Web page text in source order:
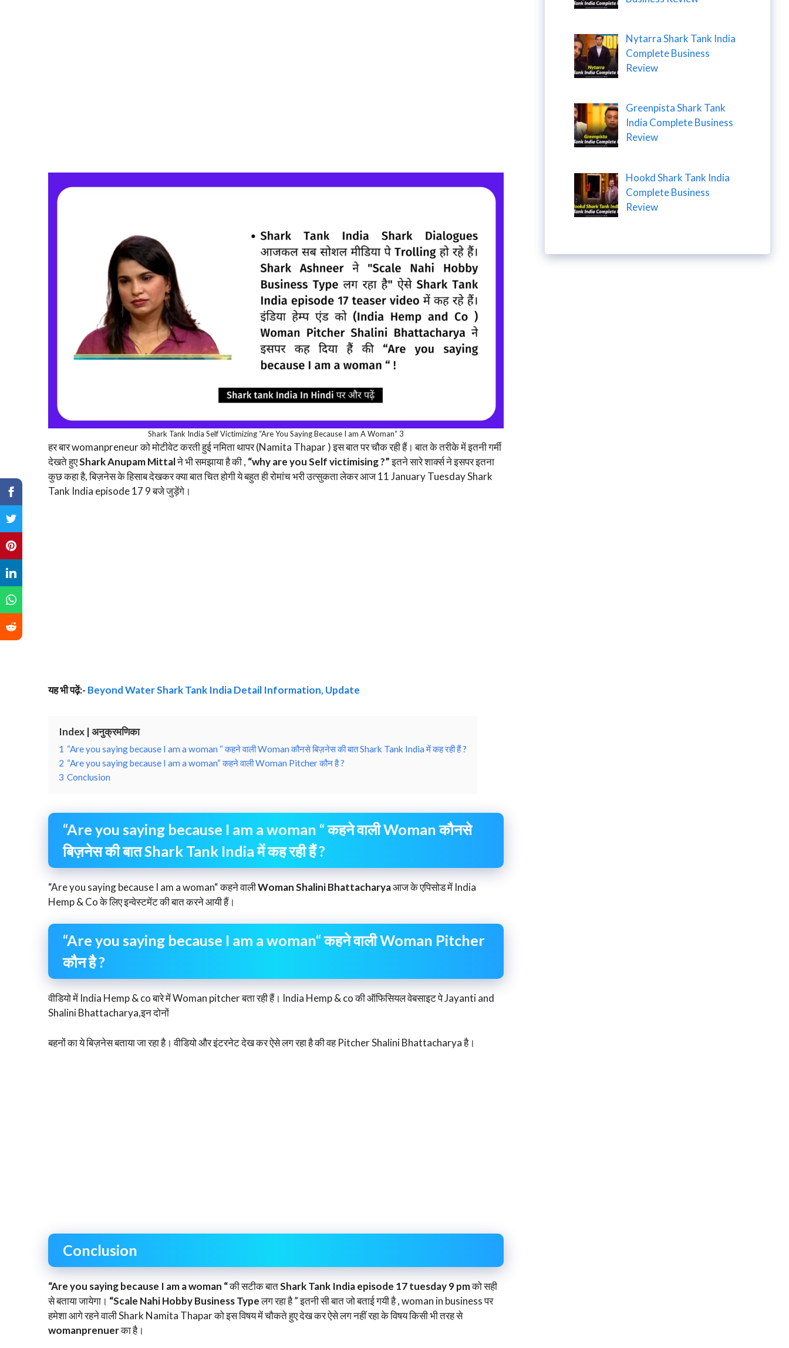
Shark Tank India Self Victimizing “Are You Saying Because I am A Woman“ 3
हर बार womanpreneur को मोटीवेट करती हुई नमिता थापर (Namita Thapar ) इस बात पर चौक रही हैं। बात के तरीके में इतनी गर्मी
देखते हुएShark Anupam Mittalने भी समझाया है की , “why are you Self victimising ?”इतने सारे शार्क्स ने इसपर इतना
कुछ कहा है, बिज़नेस के हिसाब देखकर क्या बात चित होगी ये बहुत ही रोमांच भरी उत्सुकता लेकर आज 11 January Tuesday Shark
Tank India episode 17 9 बजे जुड़ेंगे।
यह भी पढ़ें:- Beyond Water Shark Tank India Detail Information, Update
Index | अनुक्रमणिका
1 “Are you saying because I am a woman “ कहने वाली Woman कौनसे बिज़नेस की बात Shark Tank India में कह रही हैं ?
2 “Are you saying because I am a woman“ कहने वाली Woman Pitcher कौन है ?
3 Conclusion
“Are you saying because I am a woman “ कहने वाली Woman कौनसे
बिज़नेस की बात Shark Tank India में कह रही हैं ?
“Are you saying because I am a woman“ कहने वालीWoman Shalini Bhattacharyaआज के एपिसोड में India
Hemp & Co के लिए इन्वेस्टमेंट की बात करने आयी हैं।
“Are you saying because I am a woman“ कहने वाली Woman Pitcher
कौन है ?
वीडियो में India Hemp & co बारे में Woman pitcher बता रही हैं। India Hemp & co की ऑफिसियल वेबसाइट पे Jayanti and
Shalini Bhattacharya,इन दोनों
बहनों का ये बिज़नेस बताया जा रहा है। वीडियो और इंटरनेट देख कर ऐसे लग रहा है की वह Pitcher Shalini Bhattacharya है।
Conclusion
“Are you saying because I am a woman “की सटीक बातShark Tank India episode 17 tuesday 9 pmको सही
से बताया जायेगा। “Scale Nahi Hobby Business Typeलग रहा है ” इतनी सी बात जो बताई गयी है , woman in business पर
हमेशा आगे रहने वाली Shark Namita Thapar को इस विषय में चौकते हुए देख कर ऐसे लग नहीं रहा के विषय किसी भी तरह से
womanprenuerका है।
Nytarra Shark Tank India
Complete Business
Review
Greenpista Shark Tank
India Complete Business
Review
Hookd Shark Tank India
Complete Business
Review